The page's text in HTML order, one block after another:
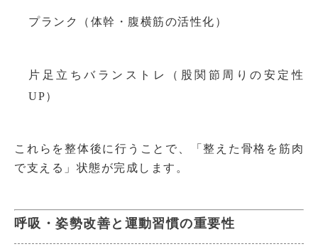
プランク（体幹・腹横筋の活性化）
片足立ちバランストレ（股関節周りの安定性
UP）
これらを整体後に行うことで、「整えた骨格を筋肉
で支える」状態が完成します。
呼吸・姿勢改善と運動習慣の重要性